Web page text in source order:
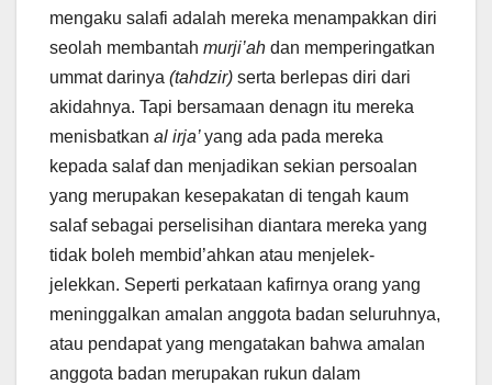
mengaku salafi adalah mereka menampakkan diri
seolah membantah murji’ah dan memperingatkan
ummat darinya (tahdzir) serta berlepas diri dari
akidahnya. Tapi bersamaan denagn itu mereka
menisbatkan al irja’yang ada pada mereka
kepada salaf dan menjadikan sekian persoalan
yang merupakan kesepakatan di tengah kaum
salaf sebagai perselisihan diantara mereka yang
tidak boleh membid’ahkan atau menjelek-
jelekkan. Seperti perkataan kafirnya orang yang
meninggalkan amalan anggota badan seluruhnya,
atau pendapat yang mengatakan bahwa amalan
anggota badan merupakan rukun dalam